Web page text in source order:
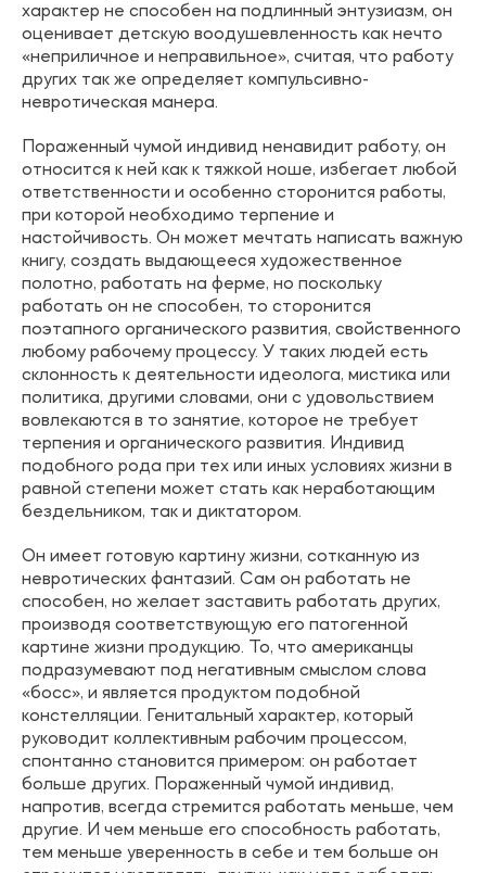
характер не способен на подлинный энтузиазм, он
оценивает детскую воодушевленность как нечто
«неприличное и неправильное», считая, что работу
других так же определяет компульсивно-
невротическая манера.
Пораженный чумой индивид ненавидит работу, он
относится к ней как к тяжкой ноше, избегает любой
ответственности и особенно сторонится работы,
при которой необходимо терпение и
настойчивость. Он может мечтать написать важную
книгу, создать выдающееся художественное
полотно, работать на ферме, но поскольку
работать он не способен, то сторонится
поэтапного органического развития, свойственного
любому рабочему процессу. У таких людей есть
склонность к деятельности идеолога, мистика или
политика, другими словами, они с удовольствием
вовлекаются в то занятие, которое не требует
терпения и органического развития. Индивид
подобного рода при тех или иных условиях жизни в
равной степени может стать как неработающим
бездельником, так и диктатором.
Он имеет готовую картину жизни, сотканную из
невротических фантазий. Сам он работать не
способен, но желает заставить работать других,
производя соответствующую его патогенной
картине жизни продукцию. То, что американцы
подразумевают под негативным смыслом слова
«босс», и является продуктом подобной
констелляции. Генитальный характер, который
руководит коллективным рабочим процессом,
спонтанно становится примером: он работает
больше других. Пораженный чумой индивид,
напротив, всегда стремится работать меньше, чем
другие. И чем меньше его способность работать,
тем меньше уверенность в себе и тем больше он